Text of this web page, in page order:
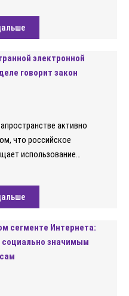
электронной
говорит закон
активно
что российское
использование…
сегменте Интернета:
социально значимым